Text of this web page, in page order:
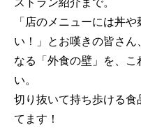
ストラン紹介まで。
「店のメニューには丼
い！」とお嘆きの皆さ
なる「外食の壁」を、こ
い。
切り抜いて持ち歩ける
てます！